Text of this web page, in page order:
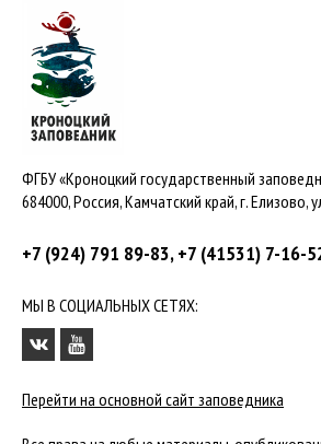
ФГБУ «Кроноцкий государственный
684000, Россия, Камчатский край, г. Елизово,
+7 (924) 791 89-83, +7 (41531) 7-16-
МЫ В СОЦИАЛЬНЫХ СЕТЯХ:
Перейти на основной сайт заповедника